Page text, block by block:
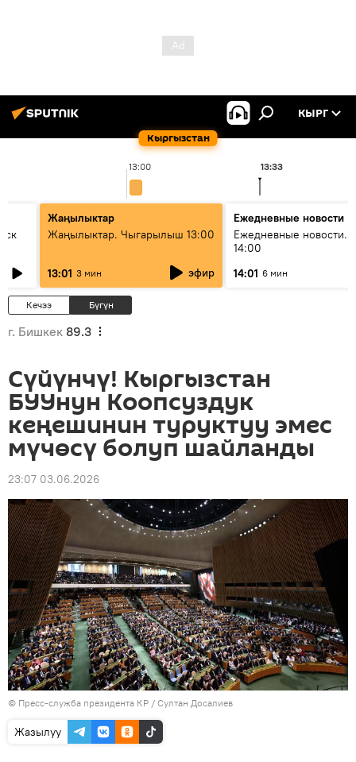
Кыргызстан
КЫРГ
13:00 13:33
Жаңылыктар
Жаңылыктар. Чыгарылыш 13:00
13:01 3 мин эфир
Ежедневные новости
Ежедневные новости.
14:00
14:01 6 мин
Кечээ Бүгүн
г. Бишкек 89.3
Сүйүнчү! Кыргызстан
БУУнун Коопсуздук
кеңешинин туруктуу эмес
мүчөсү болуп шайланды
23:07 03.06.2026
© Пресс-служба президента КР / Султан Досалиев
Жазылуу